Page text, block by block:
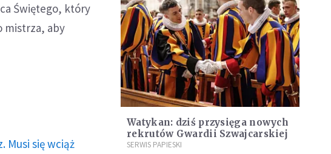
Świętego, który
mistrza, aby
Musi się wciąż
Watykan: dziś przysięga nowych
rekrutów Gwardii Szwajcarskiej
SERWIS PAPIESKI